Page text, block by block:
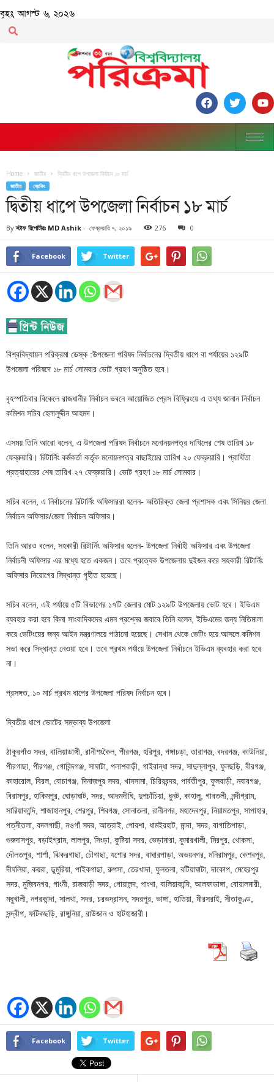
বৃহঃ, আগস্ট ৬, ২০২৬
Home জাতীয় দ্বিতীয় ধাপে উপজেলা নির্বাচন ১৮ মার্চ
জাতীয় ব্রেকিং
দ্বিতীয় ধাপে উপজেলা নির্বাচন ১৮ মার্চ
By স্টাফ রিপোর্টারঃ MD Ashik - ফেব্রুয়ারি ৭, ২০১৯ 276 0
Facebook Twitter
বিশ্ববিদ্যায়ল পরিক্রমা ডেস্ক :উপজেলা পরিষদ নির্বাচনের দ্বিতীয় ধাপে বা পর্যায়ের ১২৯টি
উপজেলা পরিষদে ১৮ মার্চ সোমবার ভোট গ্রহণ অনুষ্ঠিত হবে।
বৃহস্পতিবার বিকেলে রাজধানীর নির্বাচন ভবনে আয়োজিত প্রেস বিফ্রিংয়ে এ তথ্য জানান নির্বাচন
কমিশন সচিব হেলালুদ্দীন আহমদ।
এসময় তিনি আরো বলেন, এ উপজেলা পরিষদ নির্বাচনে মনোনয়নপত্র দাখিলের শেষ তারিখ ১৮
ফেব্রুয়ারি। রিটার্নিং কর্মকর্তা কর্তৃক মনোয়নপত্র বাছাইয়ের তারিখ ২০ ফেব্রুয়ারি। প্রার্থিতা
প্রত্যাহারের শেষ তারিখ ২৭ ফেব্রুয়ারি। ভোট গ্রহণ ১৮ মার্চ সোমবার।
সচিব বলেন, এ নির্বাচনের রিটার্নিং অফিসাররা হলেন- অতিরিক্ত জেলা প্রশাসক এবং সিনিয়র জেলা
নির্বাচন অফিসার/জেলা নির্বাচন অফিসার।
তিনি আরও বলেন, সহকারী রিটার্নিং অফিসার হলেন- উপজেলা নির্বাহী অফিসার এবং উপজেলা
নির্বাচনী অফিসার এর মধ্যে হতে একজন। তবে প্রত্যেক উপজেলায় দুইজন করে সহকারী রিটার্নিং
অফিসার নিয়োগের সিদ্ধান্ত গৃহীত হয়েছে।
সচিব বলেন, এই পর্যায়ে ৫টি বিভাগের ১৭টি জেলার মোট ১২৯টি উপজেলায় ভোট হবে। ইভিএম
ব্যবহার করা হবে কিনা সাংবাদিকদের এমন প্রশ্নের জবাবে তিনি বলেন, ইভিএমের জন্য নিতিমালা
করে ভেটিংয়ের জন্য আইন মন্ত্রণালয়ে পাঠানো হয়েছে। সেখান থেকে ভেটিং হয়ে আসলে কমিশন
সভা করে সিদ্ধান্ত নেওয়া হবে। তবে প্রথম পর্যায়ে উপজেলা নির্বাচনে ইভিএম ব্যবহার করা হবে
না।
প্রসঙ্গত, ১০ মার্চ প্রথম ধাপের উপজেলা পরিষদ নির্বাচন হবে।
দ্বিতীয় ধাপে ভোটের সম্ভাব্য উপজেলা
ঠাকুরগাঁও সদর, বালিয়াডাঙ্গী, রানীশংকৈল, পীরগঞ্জ, হরিপুর, গঙ্গাচড়া, তারাগঞ্জ, বদরগঞ্জ, কাউনিয়া,
পীরগাছা, পীরগঞ্জ, গোবিন্দগঞ্জ, সাঘাটা, পলাশবাড়ী, গাইবান্ধা সদর, সাদুল্লাপুর, ফুলছড়ি, বীরগঞ্জ,
কাহারোল, বিরল, বোচাগঞ্জ, দিনাজপুর সদর, খানসামা, চিরিরবন্দর, পার্বতীপুর, ফুলবাড়ী, নবাবগঞ্জ,
বিরামপুর, হাকিমপুর, ঘোড়াঘাট, সদর, আদমদীঘি, দুপচাঁচিয়া, ধুনট, কাহালু, গাবতলী, নন্দীগ্রাম,
সারিয়াকান্দি, শাজাহানপুর, শেরপুর, শিবগঞ্জ, সোনাতলা, রানীনগর, মহাদেবপুর, নিয়ামতপুর, সাপাহার,
পত্নীতলা, বদলগাছী, নওগাঁ সদর, আত্রাই, পোরশা, ধামইরহাট, মান্দা, সদর, বাগাতিপাড়া,
গুরুদাসপুর, বড়াইগ্রাম, লালপুর, সিংড়া, কুষ্টিয়া সদর, ভেড়ামারা, কুমারখালী, মিরপুর, খোকসা,
দৌলতপুর, শার্শা, ঝিকরগাছা, চৌগাছা, যশোর সদর, বাঘারপাড়া, অভয়নগর, মনিরামপুর, কেশবপুর,
দীঘলিয়া, কয়রা, ডুমুরিয়া, পাইকগাছা, রুপসা, তেরখাদা, ফুলতলা, বটিয়াঘাটা, দাকোপ, মেহেরপুর
সদর, মুজিবনগর, গাংনী, রাজবাড়ী সদর, গোয়ালন্দ, পাংশা, বালিয়াকান্দি, আলফাডাঙ্গা, বোয়ালমারী,
মধুখালী, নগরকান্দা, সালথা, সদর, চরভদ্রাসন, সদরপুর, ভাঙ্গা, হাতিয়া, মীরসরাই, সীতাকুণ্ড,
সন্দ্বীপ, ফটিকছড়ি, রাঙ্গুনিয়া, রাউজান ও হাটহাজারী।
Facebook Twitter